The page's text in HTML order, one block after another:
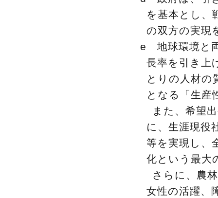
を基本とし、
の双方の実現
e 地球環境と
長率を引き上
とりの人材の
となる「生産
また、希望
に、生涯現役
等を実現し、
化という最大
さらに、農
女性の活躍、